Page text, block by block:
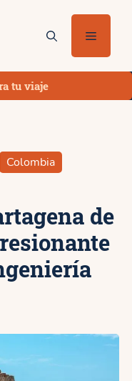
Menú
tu viaje
Colombia
de